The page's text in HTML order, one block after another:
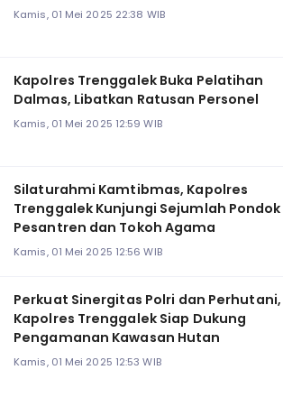
Kamis, 01 Mei 2025 22:38 WIB
Kapolres Trenggalek Buka Pelatihan
Dalmas, Libatkan Ratusan Personel
Kamis, 01 Mei 2025 12:59 WIB
Silaturahmi Kamtibmas, Kapolres
Trenggalek Kunjungi Sejumlah Pondok
Pesantren dan Tokoh Agama
Kamis, 01 Mei 2025 12:56 WIB
Perkuat Sinergitas Polri dan Perhutani,
Kapolres Trenggalek Siap Dukung
Pengamanan Kawasan Hutan
Kamis, 01 Mei 2025 12:53 WIB